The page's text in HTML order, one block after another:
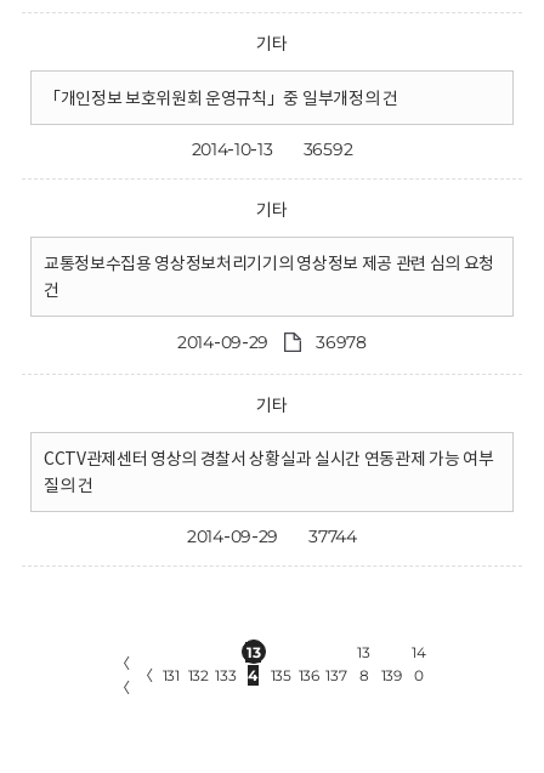
기타
「개인정보 보호위원회 운영규칙」중 일부개정의 건
2014-10-13 36592
기타
교통정보수집용 영상정보처리기기의 영상정보 제공 관련 심의 요청
건
2014-09-29 36978
기타
CCTV관제센터 영상의 경찰서 상황실과 실시간 연동관제 가능 여부
질의 건
2014-09-29 37744
〈
〈
〈 131 132 133
13
4
135 136 137
13
8
139
14
0